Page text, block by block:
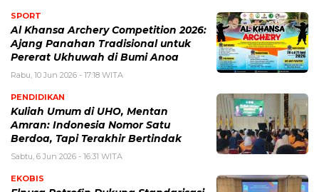
SPORT
Al Khansa Archery Competition 2026:
Ajang Panahan Tradisional untuk
Pererat Ukhuwah di Bumi Anoa
Rabu, 10 Jun 2026 - 17:18 WITA
PENDIDIKAN
Kuliah Umum di UHO, Mentan
Amran: Indonesia Nomor Satu
Berdoa, Tapi Terakhir Bertindak
Sabtu, 6 Jun 2026 - 16:31 WITA
EKOBIS